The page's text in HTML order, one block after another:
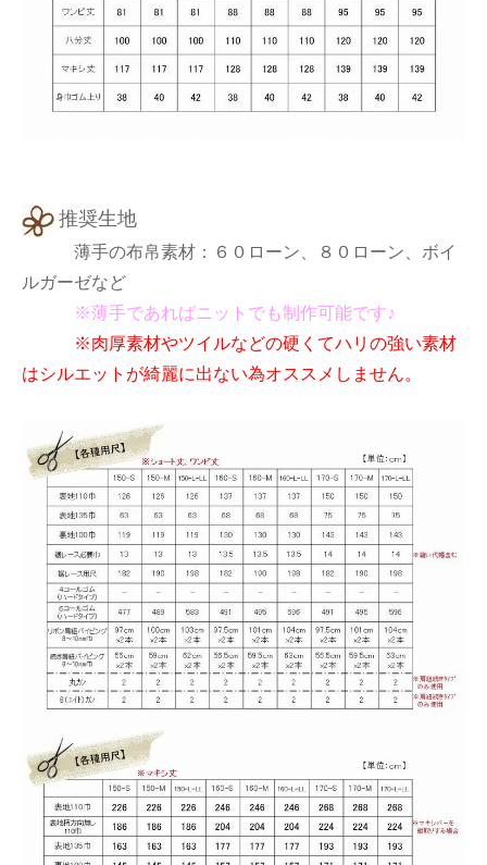
推奨生地
薄手の布帛素材：６０ローン、８０ローン、ボイ
ルガーゼなど
※薄手であればニットでも制作可能です♪
※肉厚素材やツイルなどの硬くてハリの強い素材
はシルエットが綺麗に出ない為オススメしません。